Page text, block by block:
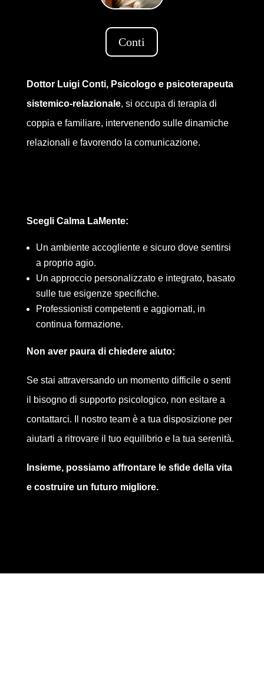
Conti
Dottor Luigi Conti, Psicologo e psicoterapeuta
sistemico-relazionale, si occupa di terapia di
coppia e familiare, intervenendo sulle dinamiche
relazionali e favorendo la comunicazione.
Scegli Calma LaMente:
Un ambiente accogliente e sicuro dove sentirsi
a proprio agio.
Un approccio personalizzato e integrato, basato
sulle tue esigenze specifiche.
Professionisti competenti e aggiornati, in
continua formazione.
Non aver paura di chiedere aiuto:
Se stai attraversando un momento difficile o senti
il bisogno di supporto psicologico, non esitare a
contattarci. Il nostro team è a tua disposizione per
aiutarti a ritrovare il tuo equilibrio e la tua serenità.
Insieme, possiamo affrontare le sfide della vita
e costruire un futuro migliore.